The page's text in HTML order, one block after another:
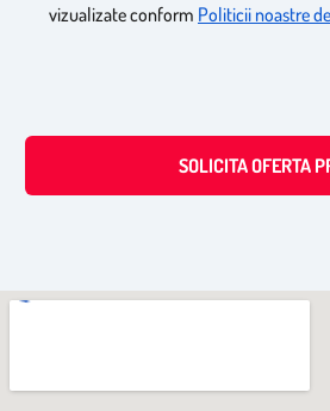
vizualizate conform Politicii noastre